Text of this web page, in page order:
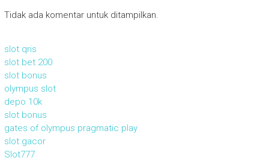
Tidak ada komentar untuk ditampilkan.
slot qris
slot bet 200
slot bonus
olympus slot
depo 10k
slot bonus
gates of olympus pragmatic play
slot gacor
Slot777